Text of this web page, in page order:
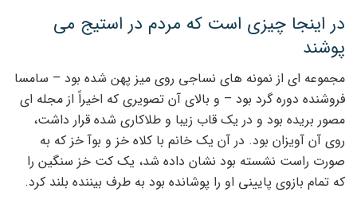
در اینجا چیزی است که مردم در استیج می
پوشند
مجموعه ای از نمونه های نساجی روی میز پهن شده بود – سامسا
فروشنده دوره گرد بود – و بالای آن تصویری که اخیراً از مجله ای
مصور بریده بود و در یک قاب زیبا و طلاکاری شده قرار داشت،
روی آن آویزان بود. در آن یک خانم با کلاه خز و بوآ خز که به
صورت راست نشسته بود نشان داده شد، یک کت خز سنگین را
که تمام بازوی پایینی او را پوشانده بود به طرف بیننده بلند کرد.